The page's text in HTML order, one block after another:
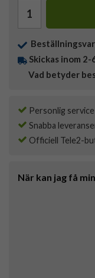
Skickas inom
Vad betyder
Personlig
Snabba
Officiell Tele2-
När kan jag få